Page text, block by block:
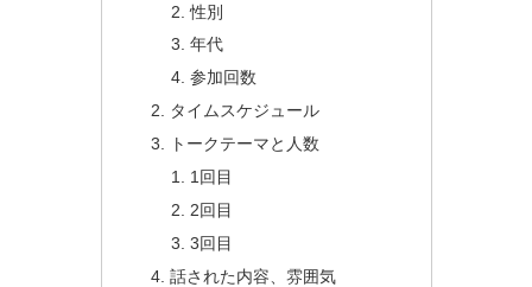
性別
年代
参加回数
タイムスケジュール
トークテーマと人数
1回目
2回目
3回目
話された内容、雰囲気